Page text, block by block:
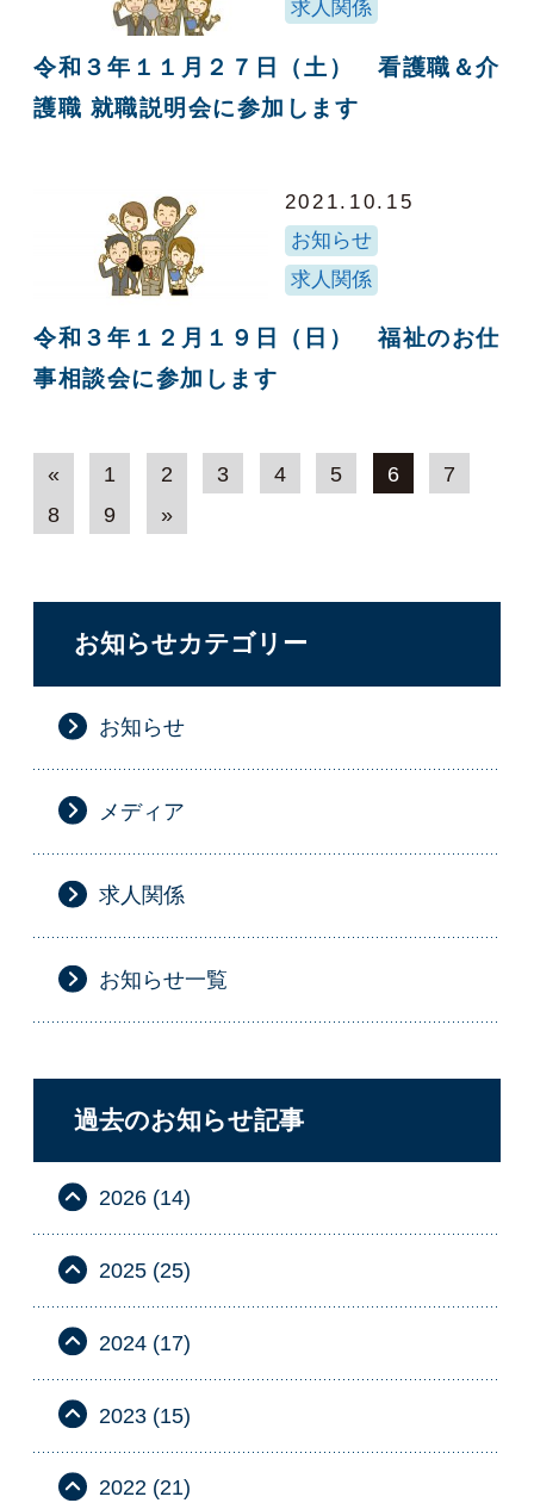
求人関係
令和３年１１月２７日（土） 看護職＆介
護職 就職説明会に参加します
2021.10.15
お知らせ
求人関係
令和３年１２月１９日（日） 福祉のお仕
事相談会に参加します
« 1 2 3 4 5 6
7
8
9 »
お知らせカテゴリー
お知らせ
メディア
求人関係
お知らせ一覧
過去のお知らせ記事
2026 (14)
2025 (25)
2024 (17)
2023 (15)
2022 (21)